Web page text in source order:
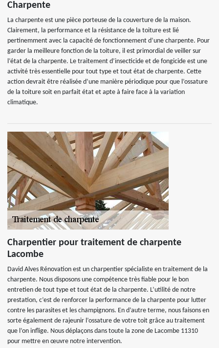
Charpente
La charpente est une pièce porteuse de la couverture de la maison.
Clairement, la performance et la résistance de la toiture est lié
pertinemment avec la capacité de fonctionnement d’une charpente. Pour
garder la meilleure fonction de la toiture, il est primordial de veiller sur
l’état de la charpente. Le traitement d’insecticide et de fongicide est une
activité très essentielle pour tout type et tout état de charpente. Cette
action devrait être réalisée d’une manière périodique pour que l’ossature
de la toiture soit en parfait état et apte à faire face à la variation
climatique.
Charpentier pour traitement de charpente
Lacombe
David Alves Rénovation est un charpentier spécialiste en traitement de la
charpente. Nous disposons une compétence très fiable pour le bon
entretien de tout type et tout état de la charpente. L’utilité de notre
prestation, c’est de renforcer la performance de la charpente pour lutter
contre les parasites et les champignons. En d’autre terme, nous faisons en
sorte également de rajeunir l’ossature de votre toit grâce au traitement
que l’on inflige. Nous déplaçons dans toute la zone de Lacombe 11310
pour mettre en œuvre notre intervention.